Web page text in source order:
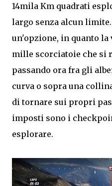
14mila Km quadrati
largo senza alcun
un'opzione, in quanto la
mille scorciatoie che si
passando ora fra gli
curva o sopra una
di tornare sui propri
imposti sono i
esplorare.